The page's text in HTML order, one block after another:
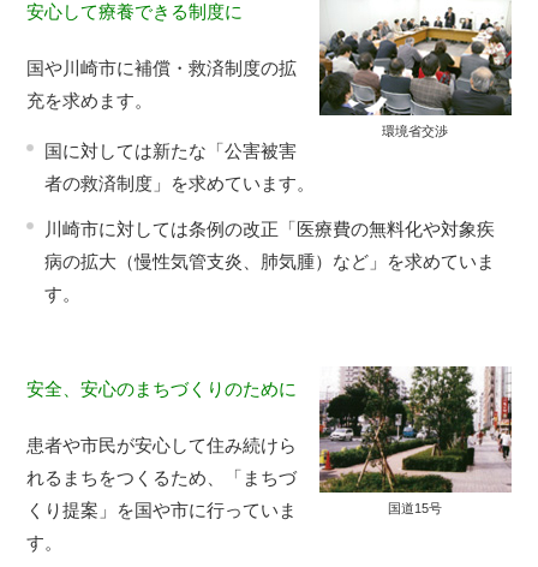
環境省交渉
安心して療養できる制度に
国や川崎市に補償・救済制度の拡
充を求めます。
国に対しては新たな「公害被害
者の救済制度」を求めています。
川崎市に対しては条例の改正「医療費の無料化や対象疾
病の拡大（慢性気管支炎、肺気腫）など」を求めていま
す。
国道15号
安全、安心のまちづくりのために
患者や市民が安心して住み続けら
れるまちをつくるため、「まちづ
くり提案」を国や市に行っていま
す。